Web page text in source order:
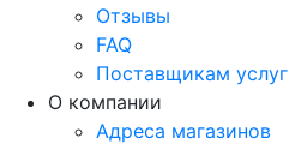
Отзывы
FAQ
Поставщикам услуг
О компании
Адреса магазинов